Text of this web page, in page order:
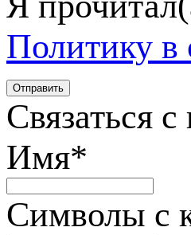
Политику в
Связаться
Имя*
Символы с